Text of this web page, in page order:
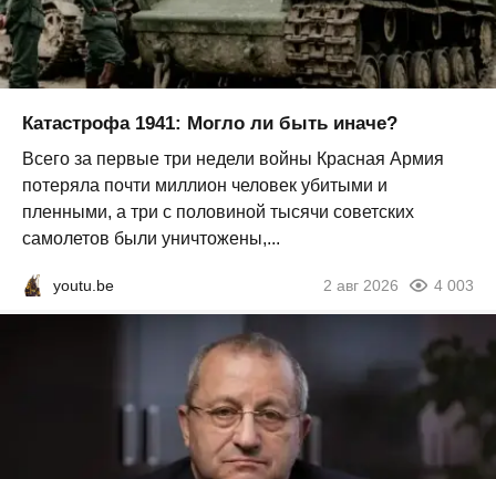
Катастрофа 1941: Могло ли быть иначе?
Всего за первые три недели войны Красная Армия
потеряла почти миллион человек убитыми и
пленными, а три с половиной тысячи советских
самолетов были уничтожены,...
youtu.be 2 авг 2026 4 003